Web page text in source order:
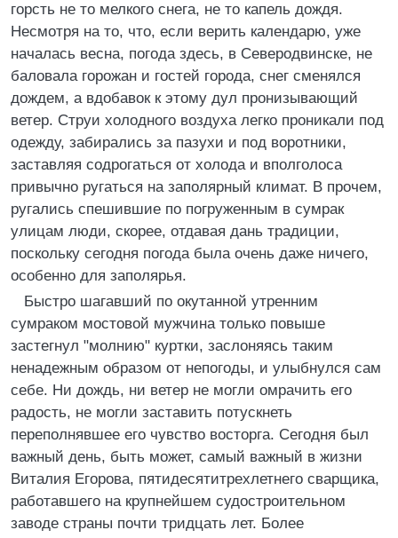
горсть не то мелкого снега, не то капель дождя.
Несмотря на то, что, если верить календарю, уже
началась весна, погода здесь, в Северодвинске, не
баловала горожан и гостей города, снег сменялся
дождем, а вдобавок к этому дул пронизывающий
ветер. Струи холодного воздуха легко проникали под
одежду, забирались за пазухи и под воротники,
заставляя содрогаться от холода и вполголоса
привычно ругаться на заполярный климат. В прочем,
ругались спешившие по погруженным в сумрак
улицам люди, скорее, отдавая дань традиции,
поскольку сегодня погода была очень даже ничего,
особенно для заполярья.
Быстро шагавший по окутанной утренним
сумраком мостовой мужчина только повыше
застегнул "молнию" куртки, заслоняясь таким
ненадежным образом от непогоды, и улыбнулся сам
себе. Ни дождь, ни ветер не могли омрачить его
радость, не могли заставить потускнеть
переполнявшее его чувство восторга. Сегодня был
важный день, быть может, самый важный в жизни
Виталия Егорова, пятидесятитрехлетнего сварщика,
работавшего на крупнейшем судостроительном
заводе страны почти тридцать лет. Более